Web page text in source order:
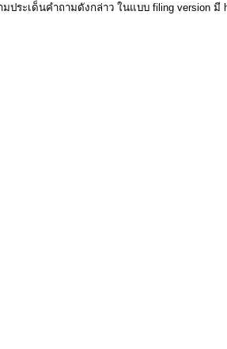
ระเด็นคำถามดังกล่าว ในแบบ filing version มี